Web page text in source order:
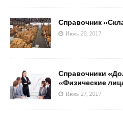
Справочник
Июль 28, 2017
Справочники
«Физические
Июль 27, 2017